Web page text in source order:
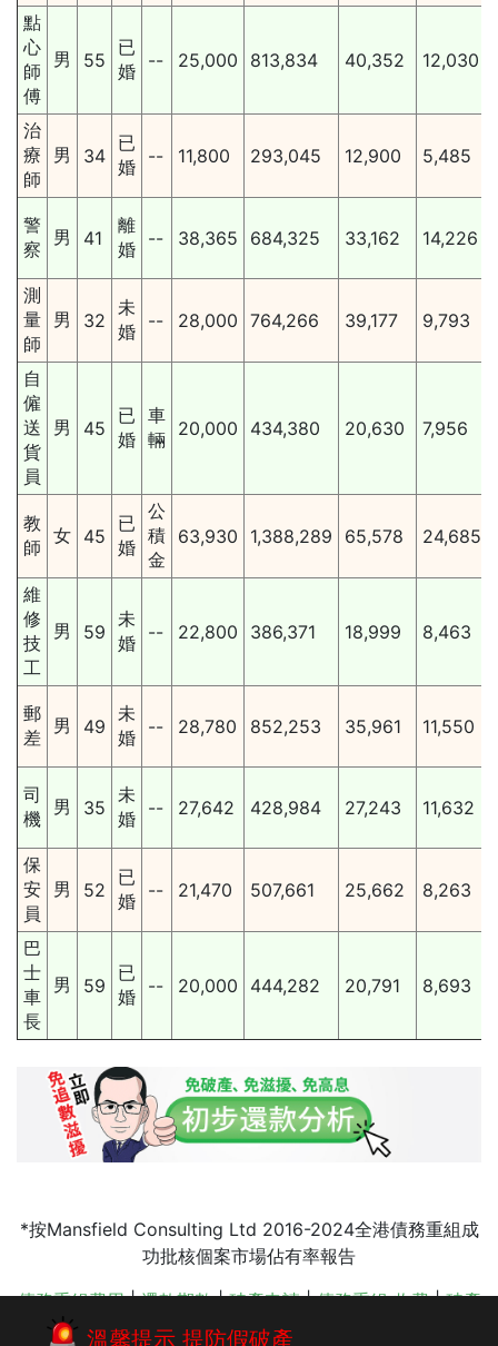
點
心
師
傅
男 55
已
婚
-- 25,000 813,834 40,352 12,030
治
療
師
男 34
已
婚
-- 11,800 293,045 12,900 5,485
警
察
男 41
離
婚
-- 38,365 684,325 33,162 14,226
測
量
師
男 32
未
婚
-- 28,000 764,266 39,177 9,793
自
僱
送
貨
員
男 45
已
婚
車
輛
20,000 434,380 20,630 7,956
教
師
女 45
已
婚
公
積
金
63,930 1,388,289 65,578 24,685
維
修
技
工
男 59
未
婚
-- 22,800 386,371 18,999 8,463
郵
差
男 49
未
婚
-- 28,780 852,253 35,961 11,550
司
機
男 35
未
婚
-- 27,642 428,984 27,243 11,632
保
安
員
男 52
已
婚
-- 21,470 507,661 25,662 8,263
巴
士
車
長
男 59
已
婚
-- 20,000 444,282 20,791 8,693
*按Mansfield Consulting Ltd 2016-2024全港債務重組成
功批核個案市場佔有率報告
債務重組費用|還款期數|破產申請|債務重組 收費|破產
手續|破產條例|停止追數滋擾|樓按比較
溫馨提示 提防假破產